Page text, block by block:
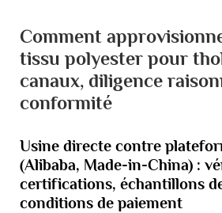
Comment
tissu polyester pour
canaux, diligence
conformité
Usine directe contre
(Alibaba, Made-in-China) :
certifications, échantillons
conditions de paiement